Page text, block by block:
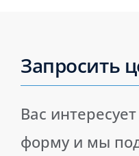
Запросить
Вас
форму и мы